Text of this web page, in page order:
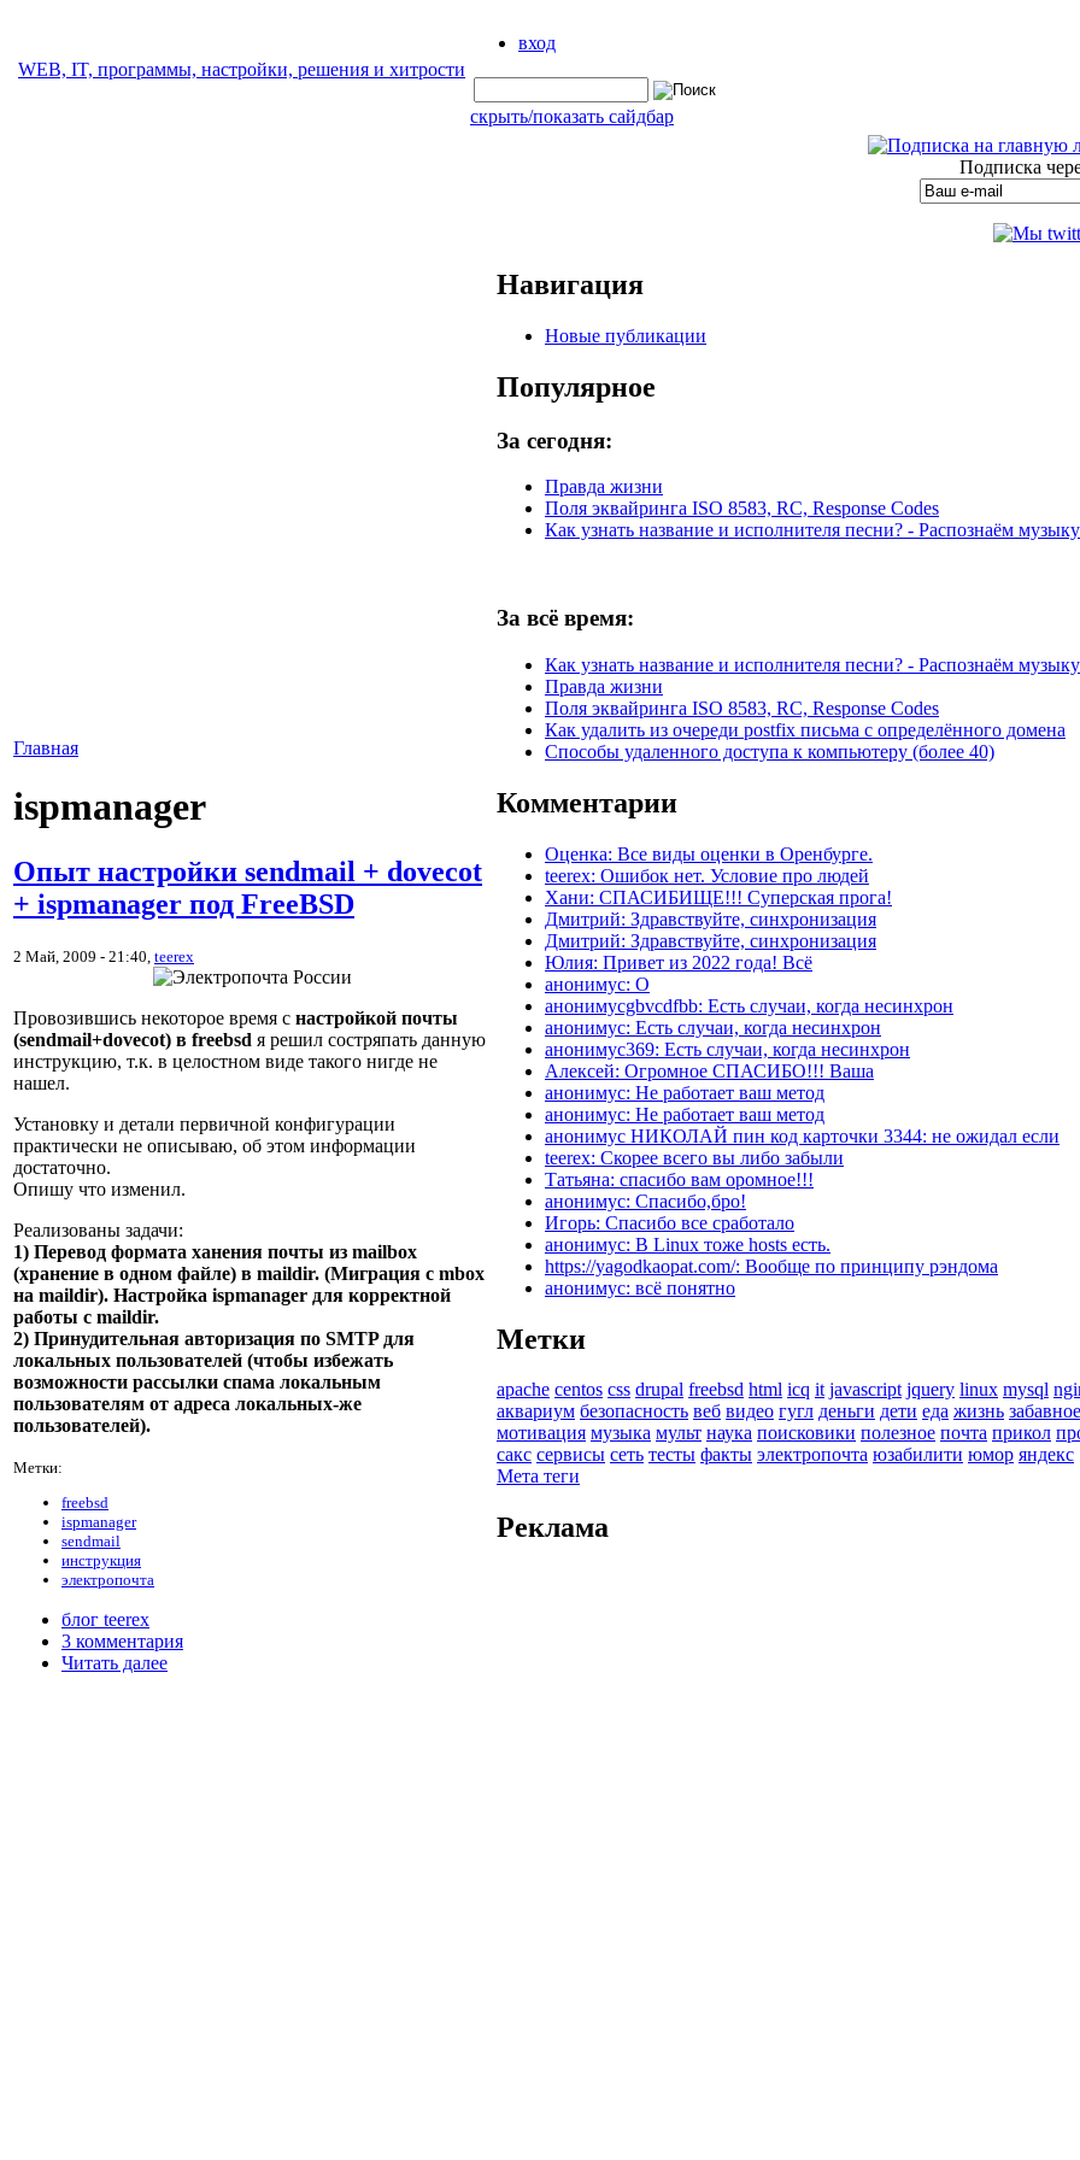
WEB, IT, программы, настройки, решения и хитрости
вход
скрыть/показать сайдбар
Главная
ispmanager
Опыт настройки sendmail + dovecot
+ ispmanager под FreeBSD
2 Май, 2009 - 21:40, teerex
Провозившись некоторое время с настройкой почты
(sendmail+dovecot) в freebsd я решил состряпать данную
инструкцию, т.к. в целостном виде такого нигде не
нашел.
Установку и детали первичной конфигурации
практически не описываю, об этом информации
достаточно.
Опишу что изменил.
Реализованы задачи:
1) Перевод формата ханения почты из mailbox
(хранение в одном файле) в maildir. (Миграция с mbox
на maildir). Настройка ispmanager для корректной
работы с maildir.
2) Принудительная авторизация по SMTP для
локальных пользователей (чтобы избежать
возможности рассылки спама локальным
пользователям от адреса локальных-же
пользователей).
Метки:
freebsd
ispmanager
sendmail
инструкция
электропочта
блог teerex
3 комментария
Читать далее
Подписка
Навигация
Новые публикации
Популярное
За сегодня:
Правда жизни
Поля эквайринга ISO 8583, RC, Response Codes
Как узнать название и исполнителя песни? - Распознаём
За всё время:
Как узнать название и исполнителя песни? - Распознаём
Правда жизни
Поля эквайринга ISO 8583, RC, Response Codes
Как удалить из очереди postfix письма с определённого домена
Способы удаленного доступа к компьютеру (более 40)
Комментарии
Оценка: Все виды оценки в Оренбурге.
teerex: Ошибок нет. Условие про людей
Хани: СПАСИБИЩЕ!!! Суперская прога!
Дмитрий: Здравствуйте, синхронизация
Дмитрий: Здравствуйте, синхронизация
Юлия: Привет из 2022 года! Всё
анонимус: О
анонимусgbvcdfbb: Есть случаи, когда несинхрон
анонимус: Есть случаи, когда несинхрон
анонимус369: Есть случаи, когда несинхрон
Алексей: Огромное СПАСИБО!!! Ваша
анонимус: Не работает ваш метод
анонимус: Не работает ваш метод
анонимус НИКОЛАЙ пин код карточки 3344: не ожидал если
teerex: Скорее всего вы либо забыли
Татьяна: спасибо вам оромное!!!
анонимус: Спасибо,бро!
Игорь: Спасибо все сработало
анонимус: В Linux тоже hosts есть.
https://yagodkaopat.com/: Вообще по принципу рэндома
анонимус: всё понятно
Метки
apache centos css drupal freebsd html icq it javascript jquery linux mysql
аквариум безопасность веб видео гугл деньги дети еда жизнь забавное
мотивация музыка мульт наука поисковики полезное почта прикол
сакс сервисы сеть тесты факты электропочта юзабилити юмор яндекс
Мета теги
Реклама